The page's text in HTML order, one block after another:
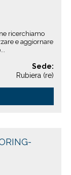
ricerchiamo
e aggiornare
Sede:
Rubiera (re)